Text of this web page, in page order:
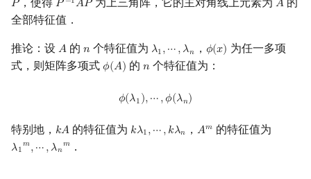
𝑃
P ，使得𝑃 −1𝐴𝑃
P−1AP 为上三角阵，它的主对角线上元素为 𝐴
A的
全部特征值．
推论：设 𝐴
A 的 𝑛
n 个特征值为 𝜆1,⋯,𝜆𝑛
λ1,⋯, λ n ， 𝜙(𝑥)
ϕ(x) 为任一多项
式，则矩阵多项式 𝜙(𝐴)
ϕ(A) 的 𝑛
n 个特征值为：
𝜙(𝜆1),⋯,𝜙(𝜆𝑛)
ϕ(λ1) ⋯ ϕ(λn
特别地， 𝑘𝐴
kA 的特征值为 𝑘𝜆1,⋯,𝑘𝜆𝑛
kλ1,⋯, k λn ， 𝐴𝑚
Am 的特征值为
𝜆1
𝑚,⋯,𝜆𝑛
𝑚
λ1m, ⋯ ,λnm ．